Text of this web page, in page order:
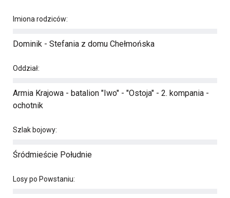
Imiona rodziców:
Dominik - Stefania z domu Chełmońska
Oddział:
Armia Krajowa - batalion "Iwo" - "Ostoja" - 2. kompania -
ochotnik
Szlak bojowy:
Śródmieście Południe
Losy po Powstaniu: